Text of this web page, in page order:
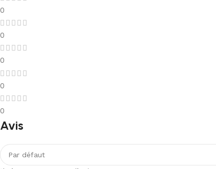
0
0
0
0
0
Avis